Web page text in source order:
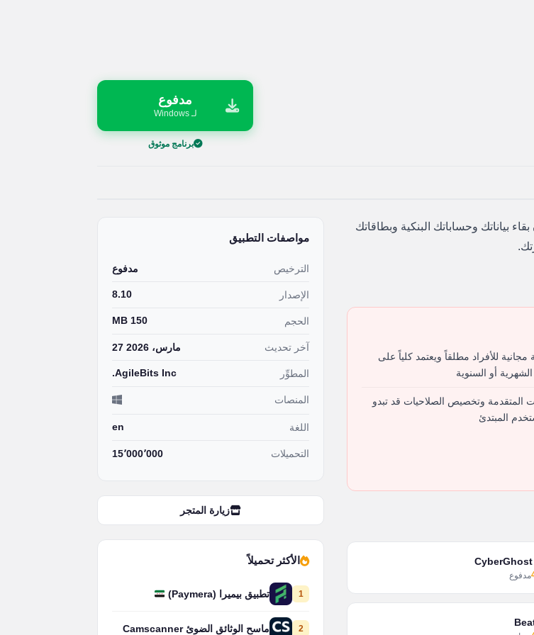
مدفوع
لـ Windows
برنامج موثوق
بياناتك وحساباتك البنكية وبطاقاتك
للأفراد مطلقاً ويعتمد كلياً على
أو السنوية
المتقدمة وتخصيص الصلاحيات قد تبدو
المبتدئ
CyberGhost
مدفوع
مواصفات التطبيق
الترخيص مدفوع
الإصدار 8.10
الحجم 150 MB
آخر تحديث 27 مارس، 2026
المطوِّر AgileBits Inc.
المنصات
اللغة en
التحميلات 15٬000٬000
زيارة المتجر
الأكثر تحميلاً
1 تطبيق بيميرا (Paymera)
2 ماسح الوثائق الضوئ Camscanner